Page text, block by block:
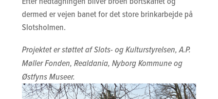
dermed er vejen banet for det store brinkarbejde på
Slotsholmen.
Projektet er støttet af Slots- og Kulturstyrelsen, A.P.
Møller Fonden, Realdania, Nyborg Kommune og
Østfyns Museer.